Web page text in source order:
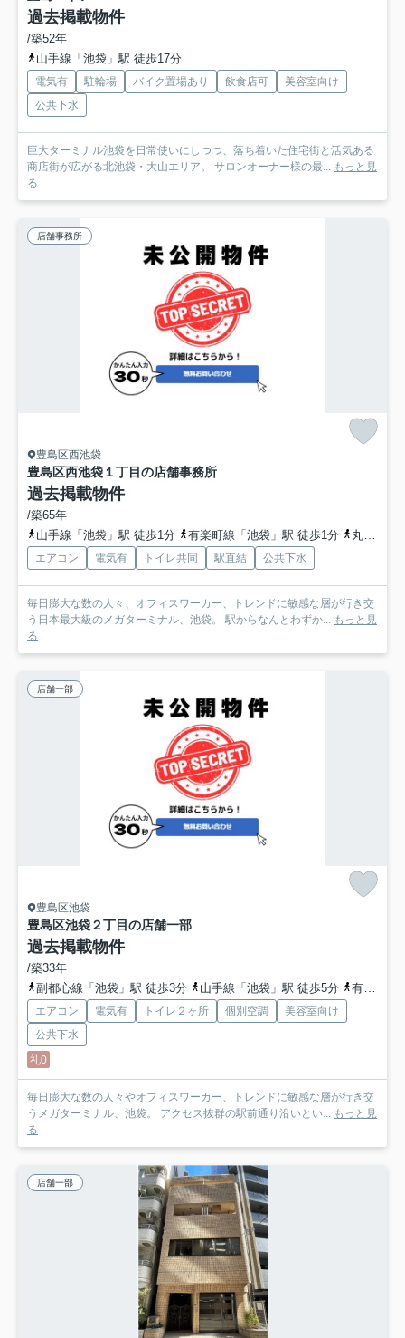
過去掲載物件
/築52年
山手線「池袋」駅 徒歩17分
電気有 駐輪場 バイク置場あり 飲食店可
美容室向け
公共下水
巨大ターミナル池袋を日常使いにしつつ、落ち着いた住宅街と活気ある
商店街が広がる北池袋・大山エリア。 サロンオーナー様の最... もっと見
る
店舗事務所
豊島区西池袋
豊島区西池袋１丁目の店舗事務所
過去掲載物件
/築65年
山手線「池袋」駅 徒歩1分
有楽町線「池袋」駅 徒歩1分 丸ノ内線「池袋」駅 徒歩1分
エアコン 電気有 トイレ共同 駅直結 公共下水
毎日膨大な数の人々、オフィスワーカー、トレンドに敏感な層が行き交
う日本最大級のメガターミナル、池袋。 駅からなんとわずか... もっと見
る
店舗一部
豊島区池袋
豊島区池袋２丁目の店舗一部
過去掲載物件
/築33年
副都心線「池袋」駅 徒歩3分
山手線「池袋」駅 徒歩5分 有楽町線「池袋」駅 徒歩5分
エアコン 電気有 トイレ２ヶ所 個別空調
美容室向け
公共下水
礼0
毎日膨大な数の人々やオフィスワーカー、トレンドに敏感な層が行き交
うメガターミナル、池袋。 アクセス抜群の駅前通り沿いとい... もっと見
る
店舗一部